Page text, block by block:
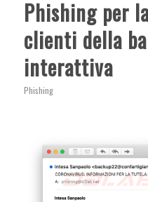
Phishing per
clienti della
interattiva
Phishing